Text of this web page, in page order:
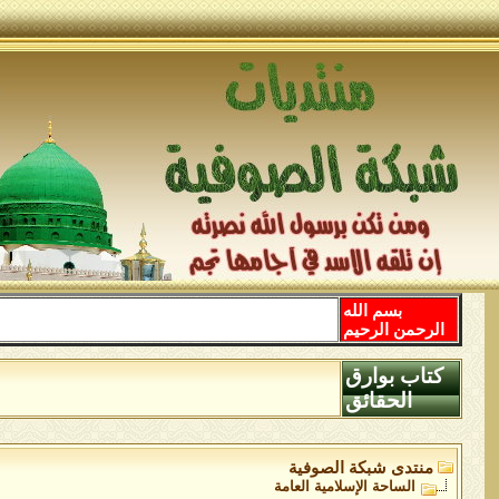
بسم الله
الرحمن الرحيم
كتاب بوارق
الحقائق
منتدى شبكة الصوفية
الساحة اﻹسلامية العامة